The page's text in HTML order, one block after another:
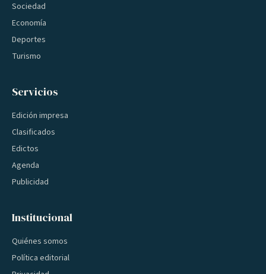
Sociedad
Economía
Deportes
Turismo
Servicios
Edición impresa
Clasificados
Edictos
Agenda
Publicidad
Institucional
Quiénes somos
Política editorial